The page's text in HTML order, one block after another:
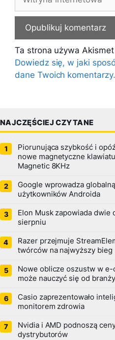
internetowa
Ta strona używa
Dowiedz się, w jaki
dane Twoich komentarzy.
NAJCZĘŚCIEJ CZYTANE
Piorunująca szybkość i
nowe magnetyczne
Magnetic 8KHz
Google wprowadza
użytkowników Androida
Elon Musk zapowiada dwie
sierpniu
Razer przejmuje
twórców na najwyższy bieg
Nowe oblicze oszustw w e-
może nauczyć się od
Casio zaprezentowało
monitorem zdrowia
Nvidia i AMD podnoszą
dystrybutorów